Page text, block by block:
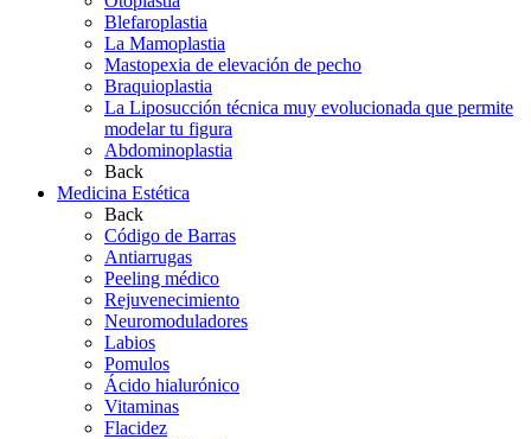
Blefaroplastia
La Mamoplastia
Mastopexia de elevación de pecho
Braquioplastia
La Liposucción técnica muy evolucionada que permite
modelar tu figura
Abdominoplastia
Back
Medicina Estética
Back
Código de Barras
Antiarrugas
Peeling médico
Rejuvenecimiento
Neuromoduladores
Labios
Pomulos
Ácido hialurónico
Vitaminas
Flacidez